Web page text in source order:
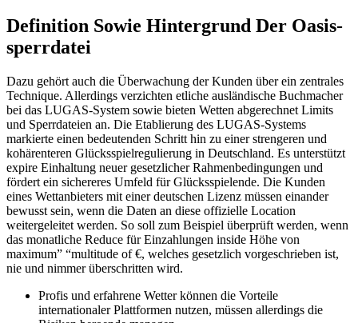
Definition Sowie Hintergrund Der Oasis-
sperrdatei
Dazu gehört auch die Überwachung der Kunden über ein zentrales
Technique. Allerdings verzichten etliche ausländische Buchmacher
bei das LUGAS-System sowie bieten Wetten abgerechnet Limits
und Sperrdateien an. Die Etablierung des LUGAS-Systems
markierte einen bedeutenden Schritt hin zu einer strengeren und
kohärenteren Glücksspielregulierung in Deutschland. Es unterstützt
expire Einhaltung neuer gesetzlicher Rahmenbedingungen und
fördert ein sichereres Umfeld für Glücksspielende. Die Kunden
eines Wettanbieters mit einer deutschen Lizenz müssen einander
bewusst sein, wenn die Daten an diese offizielle Location
weitergeleitet werden. So soll zum Beispiel überprüft werden, wenn
das monatliche Reduce für Einzahlungen inside Höhe von
maximum” “multitude of €, welches gesetzlich vorgeschrieben ist,
nie und nimmer überschritten wird.
Profis und erfahrene Wetter können die Vorteile
internationaler Plattformen nutzen, müssen allerdings die